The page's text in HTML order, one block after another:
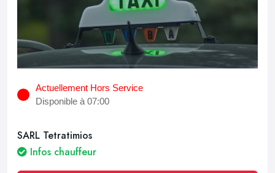
Actuellement Hors Service
Disponible à 07:00
SARL Tetratimios
Infos chauffeur